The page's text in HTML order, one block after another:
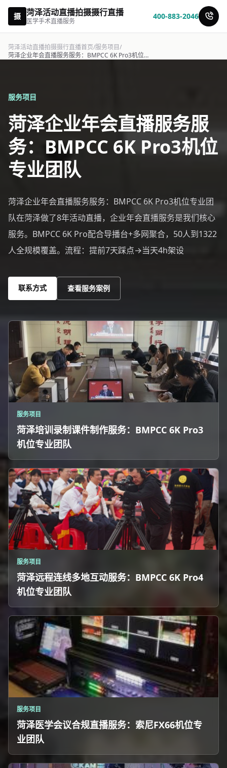
摄 菏泽活动直播拍摄摄行直播
医学手术直播服务
400-883-2046
菏泽活动直播拍摄摄行直播首页/服务项目/
菏泽企业年会直播服务服务：BMPCC 6K Pro3机位专业团队-摄行直播
服务项目
菏泽企业年会直播服务服
务：BMPCC 6K Pro3机位
专业团队
菏泽企业年会直播服务服务：BMPCC 6K Pro3机位专业团
队在菏泽做了8年活动直播，企业年会直播服务是我们核心
服务。BMPCC 6K Pro配合导播台+多网聚合，50人到1322
人全规模覆盖。流程：提前7天踩点→当天4h架设
联系方式 查看服务案例
服务项目
菏泽培训录制课件制作服务：BMPCC 6K Pro3
机位专业团队
服务项目
菏泽远程连线多地互动服务：BMPCC 6K Pro4
机位专业团队
服务项目
菏泽医学会议合规直播服务：索尼FX66机位专
业团队